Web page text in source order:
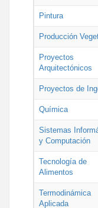
Pintura
Producción
Proyectos
Arquitectónicos
Proyectos de
Química
Sistemas
y Computación
Tecnología de
Alimentos
Termodinámica
Aplicada